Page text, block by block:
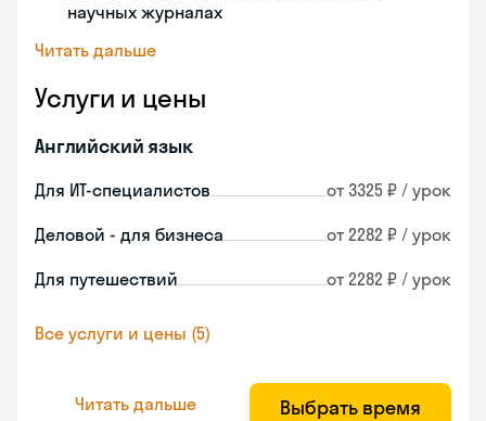
научных журналах
Читать дальше
Услуги и цены
Английский язык
Для ИТ-специалистов от 3325 ₽ / урок
Деловой - для бизнеса от 2282 ₽ / урок
Для путешествий от 2282 ₽ / урок
Все услуги и цены (5)
Читать дальше Выбрать время